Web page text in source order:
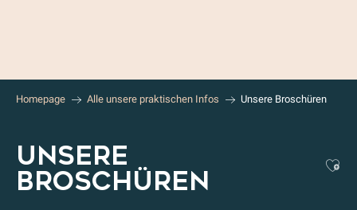
Homepage Alle unsere praktischen Infos Unsere Broschüren
UNSERE
BROSCHÜREN